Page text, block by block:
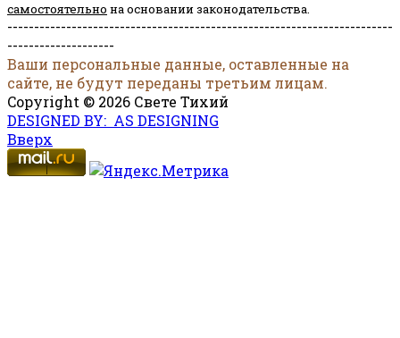
самостоятельно на основании законодательства.
------------------------------------------------------------------------
--------------------
Ваши персональные данные, оставленные на
сайте, не будут переданы третьим лицам.
Copyright © 2026 Свете Тихий
DESIGNED BY: AS DESIGNING
Вверх